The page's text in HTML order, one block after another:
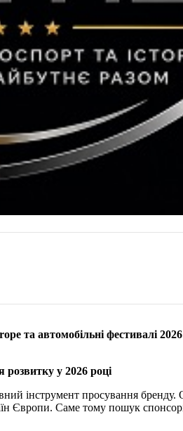
автомобільні фестивалі
у 2026 році
інструмент просування
Європи. Саме тому пошук